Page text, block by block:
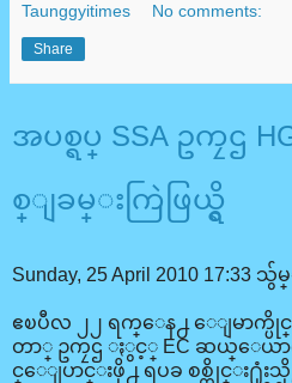
Taunggyitimes No comments:
Share
အပစ္ရပ္ SSA ဥကၠဌ
စ္ျခမ္းကြဲဖြယ္ရွိ
Sunday, 25 April 2010 17:33 သွ်
ဧၿပီလ ၂၂ ရက္ေန႕ ေျမာက္ပို
တာ္ ဥကၠဌ ႏွင့္ EC ဆယ္ေယာက္
င္ေျပာင္းဖို႕ ရပခ စစ္တိုင္း႐ုံး